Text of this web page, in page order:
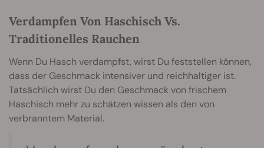
Verdampfen Von Haschisch Vs.
Traditionelles Rauchen
Wenn Du Hasch verdampfst, wirst Du feststellen können,
dass der Geschmack intensiver und reichhaltiger ist.
Tatsächlich wirst Du den Geschmack von frischem
Haschisch mehr zu schätzen wissen als den von
verbranntem Material.